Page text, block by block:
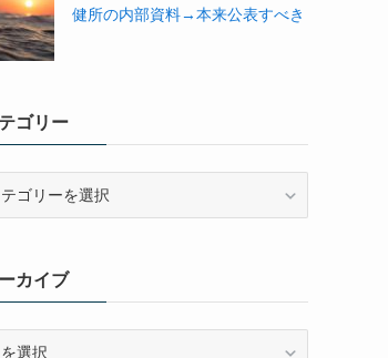
健所の内部資料→本来公表すべき
ゴリー
カイブ